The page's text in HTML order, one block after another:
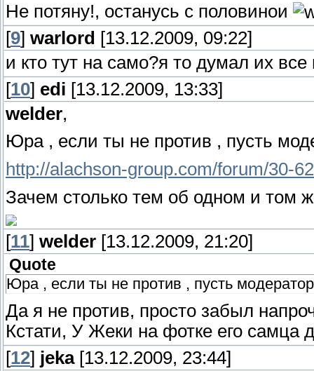
Не потяну!, останусь с половинои
[9] warlord [13.12.2009, 09:22]
и кто тут на само?я то думал их
[10] edi [13.12.2009, 13:33]
welder,
Юра , если ты не против , пусть
http://alachson-group.com/forum/30-
Зачем столько тем об одном и том
[11] welder [13.12.2009, 21:20]
Quote
Юра , если ты не против , пусть
Да я не против, просто забыл
Кстати, У Жеки на фотке его самца
[12] jeka[13.12.2009, 23:44]